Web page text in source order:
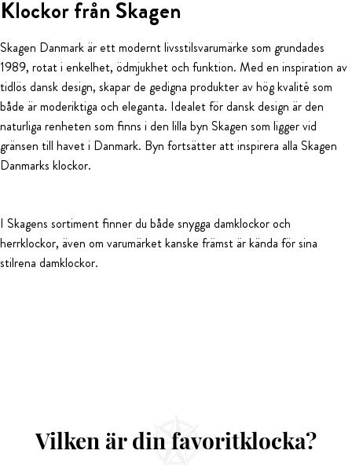
Klockor från Skagen
Skagen Danmark är ett modernt livsstilsvarumärke som grundades
1989, rotat i enkelhet, ödmjukhet och funktion. Med en inspiration av
tidlös dansk design, skapar de gedigna produkter av hög kvalité som
både är moderiktiga och eleganta. Idealet för dansk design är den
naturliga renheten som finns i den lilla byn Skagen som ligger vid
gränsen till havet i Danmark. Byn fortsätter att inspirera alla Skagen
Danmarks klockor.
I Skagens sortiment finner du både snygga damklockor och
herrklockor, även om varumärket kanske främst är kända för sina
stilrena damklockor.
Vilken är din favoritklocka?